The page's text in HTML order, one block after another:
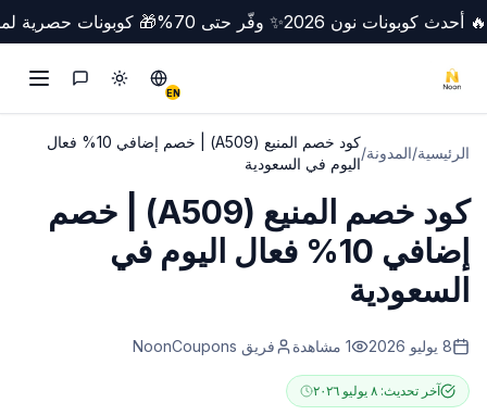
🔥 أحدث كوبونات نون 2026 ✨ وفّر حتى 70% 🎁 كوبونات حصرية
EN
Switch to English
تبديل الوضع
التواصل
الرئيسية/المدونة/
كود خصم المنيع (A509) | خصم إضافي 10% فعال
اليوم في السعودية
كود خصم المنيع (A509) | خصم
إضافي 10% فعال اليوم في
السعودية
8 يوليو 2026 1 مشاهدة فريق NoonCoupons
آخر تحديث: ٨ يوليو ٢٠٢٦